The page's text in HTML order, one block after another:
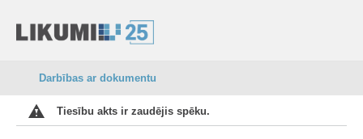
Darbības ar dokumentu
Tiesību akts ir zaudējis spēku.